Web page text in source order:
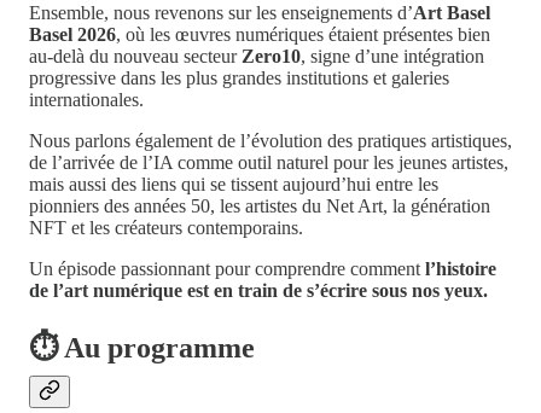
Ensemble, nous revenons sur les enseignements d’Art Basel
Basel 2026, où les œuvres numériques étaient présentes bien
au-delà du nouveau secteur Zero10, signe d’une intégration
progressive dans les plus grandes institutions et galeries
internationales.
Nous parlons également de l’évolution des pratiques artistiques,
de l’arrivée de l’IA comme outil naturel pour les jeunes artistes,
mais aussi des liens qui se tissent aujourd’hui entre les
pionniers des années 50, les artistes du Net Art, la génération
NFT et les créateurs contemporains.
Un épisode passionnant pour comprendre comment l’histoire
de l’art numérique est en train de s’écrire sous nos yeux.
⏱️ Au programme